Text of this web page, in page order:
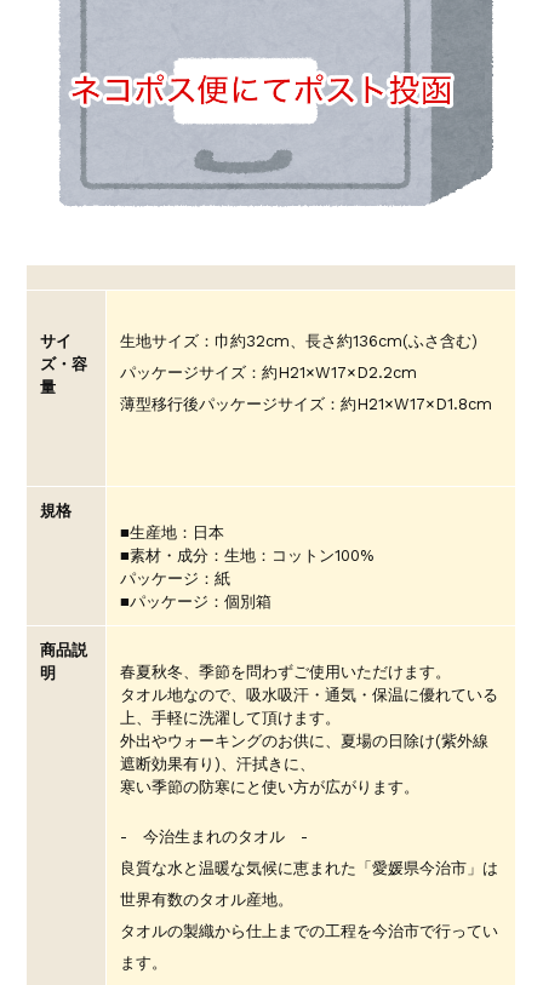
サイ
ズ・容
量
生地サイズ：巾約32cm、長さ約136cm(ふさ含む)
パッケージサイズ：約H21×W17×D2.2cm
薄型移行後パッケージサイズ：約H21×W17×D1.8cm
規格
■生産地：日本
■素材・成分：生地：コットン100%
パッケージ：紙
■パッケージ：個別箱
商品説
明
春夏秋冬、季節を問わずご使用いただけます。
タオル地なので、吸水吸汗・通気・保温に優れている
上、手軽に洗濯して頂けます。
外出やウォーキングのお供に、夏場の日除け(紫外線
遮断効果有り)、汗拭きに、
寒い季節の防寒にと使い方が広がります。
- 今治生まれのタオル -
良質な水と温暖な気候に恵まれた「愛媛県今治市」は
世界有数のタオル産地。
タオルの製織から仕上までの工程を今治市で行ってい
ます。